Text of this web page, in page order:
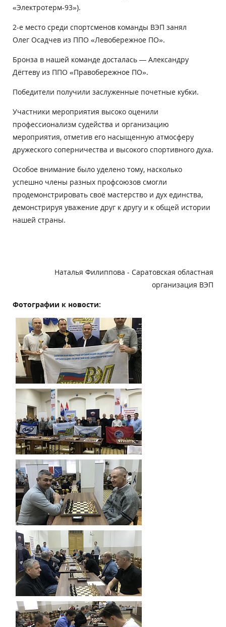
«Электротерм-93»).
2-е место среди спортсменов команды ВЭП занял
Олег Осадчев из ППО «Левобережное ПО».
Бронза в нашей команде досталась — Александру
Дёгтеву из ППО «Правобережное ПО».
Победители получили заслуженные почетные кубки.
Участники мероприятия высоко оценили
профессионализм судейства и организацию
мероприятия, отметив его насыщенную атмосферу
дружеского соперничества и высокого спортивного духа.
Особое внимание было уделено тому, насколько
успешно члены разных профсоюзов смогли
продемонстрировать своё мастерство и дух единства,
демонстрируя уважение друг к другу и к общей истории
нашей страны.
Наталья Филиппова - Саратовская областная
организация ВЭП
Фотографии к новости: